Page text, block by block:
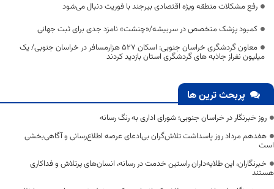
رفع مشکلات منطقه ویژه اقتصادی بیرجند با فوریت دنبال می‌شود
کمبود پزشک متخصص در سربیشه/«چنشت» نامزد جدی برای ثبت جهانی
معاون گردشگری خراسان جنوبی: اسکان 527 هزارمسافر در خراسان جنوبی/ یک
میلیون نفراز جاذبه های گردشگری استان بازدید کردند
پربحث ترین ها
روز خبرنگار در خراسان جنوبی؛ شورای اداری به رنگ رسانه
هفدهم مرداد روز پاسداشت تلاش‌گران بی‌ادعای عرصه اطلاع‌رسانی و آگاهی‌بخشی
است
خبرنگاران، این طلایه‌داران راستین خدمت در رسانه، انسان‌های پرتلاش و فداکاری
هستند